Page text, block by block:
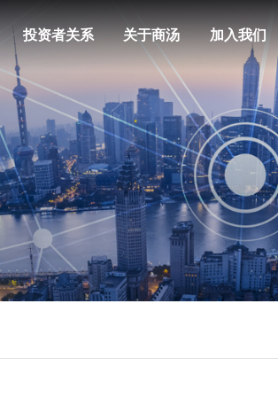
投资者关系 关于商汤 加入我们